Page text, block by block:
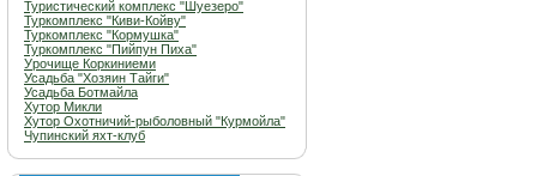
Туристический комплекс "Шуезеро"
Туркомплекс "Киви-Койву"
Туркомплекс "Кормушка"
Туркомплекс "Пийпун Пиха"
Урочище Коркиниеми
Усадьба "Хозяин Тайги"
Усадьба Ботмайла
Хутор Микли
Хутор Охотничий-рыболовный "Курмойла"
Чупинский яхт-клуб